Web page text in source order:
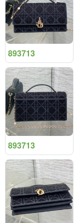
893713
893713